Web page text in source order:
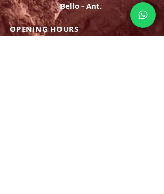
Bello - Ant.
OPENING HOURS